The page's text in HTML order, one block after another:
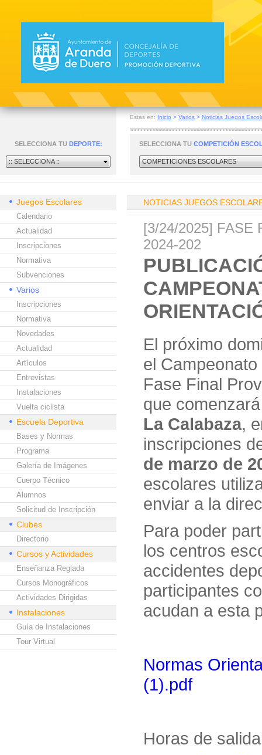
Estas en: Inicio > Varios > Noticias Juegos
SELECCIONA TU DEPORTE:
:: SELECCIONA ::
SELECCIONA TU COMPETICIÓN
COMPETICIONES ESCOLARES
Juegos Escolares
Calendario
Actualidad
Inscripciones
Normativa
Subvenciones
Varios
Inscripciones
Normativa
Novedades
Actualidad
Artículos
Entrevistas
Instalaciones
Vuelta ciclista
Escuela Deportiva
Bases y Normas
Programa
Galería de Imágenes
Cuerpo Técnico
Alumnos
Solicitud de Inscripción
Clubes
Directorio
Cursos y Actividades
Enseñanza Reglada
Cursos Monográficos
Actividades Dirigidas
Instalaciones
Guía de Instalaciones
Tour Virtual
NOTICIAS JUEGOS
[3/24/2025] FASE
2024-202
El próximo
el
Fase Final
que
La Calabaza,
inscripciones
de marzo de
escolares
enviar a la
Para poder
los centros
accidentes
participantes
acudan a esta
Normas
(1).pdf
Horas de